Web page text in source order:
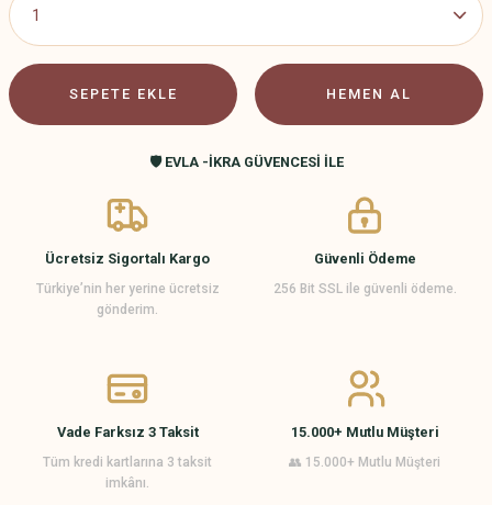
SEPETE EKLE HEMEN AL
🛡️ EVLA -İKRA GÜVENCESİ İLE
Ücretsiz Sigortalı Kargo
Türkiye’nin her yerine ücretsiz
gönderim.
Güvenli Ödeme
256 Bit SSL ile güvenli ödeme.
Vade Farksız 3 Taksit
Tüm kredi kartlarına 3 taksit
imkânı.
15.000+ Mutlu Müşteri
👥 15.000+ Mutlu Müşteri